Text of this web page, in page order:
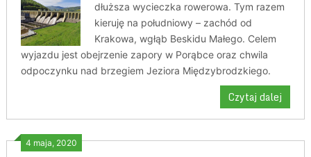
dłuższa wycieczka rowerowa. Tym razem
kieruję na południowy – zachód od
Krakowa, wgłąb Beskidu Małego. Celem
wyjazdu jest obejrzenie zapory w Porąbce oraz chwila
odpoczynku nad brzegiem Jeziora Międzybrodzkiego.
Czytaj dalej
4 maja, 2020